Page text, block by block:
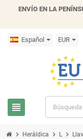
ENVÍO EN LA
Español EUR
view_headline
chevron_right Heráldica chevron_right L chevron_right